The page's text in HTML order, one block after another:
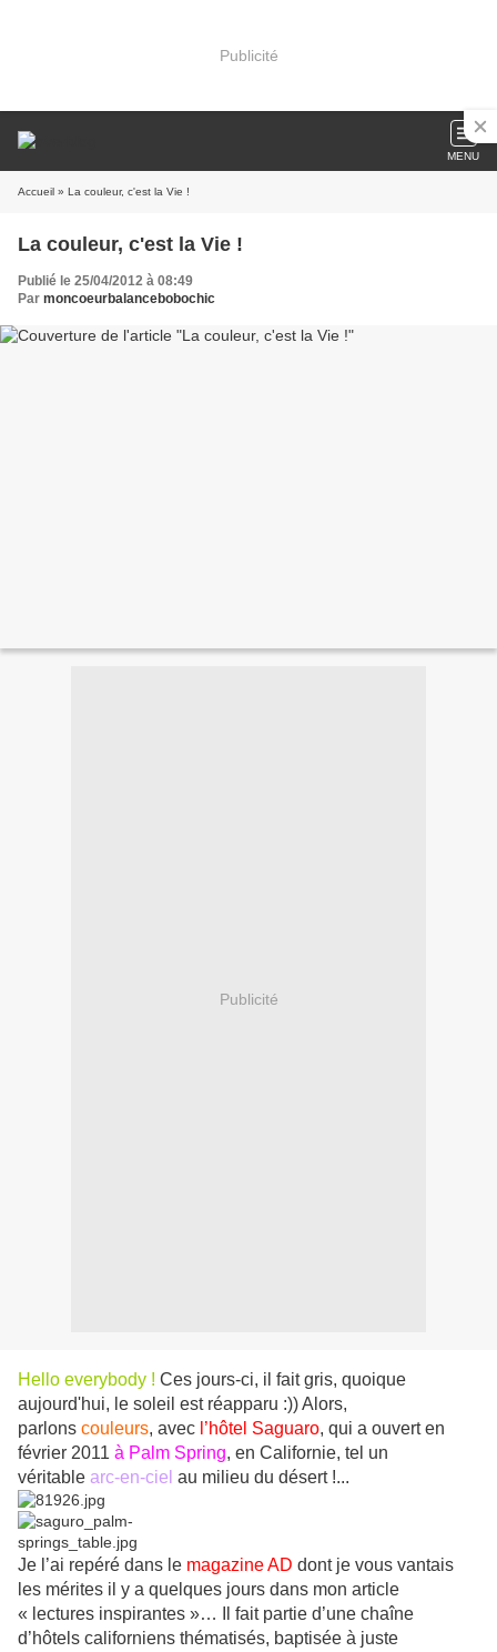
Publicité
MENU
Accueil » La couleur, c'est la Vie !
La couleur, c'est la Vie !
Publié le 25/04/2012 à 08:49
Par moncoeurbalancebobochic
Publicité
Hello everybody ! Ces jours-ci, il fait gris, quoique
aujourd'hui, le soleil est réapparu :)) Alors,
parlons couleurs, avec l’hôtel Saguaro, qui a ouvert en
février 2011 à Palm Spring, en Californie, tel un
véritable arc-en-ciel au milieu du désert !...
Je l’ai repéré dans le magazine AD dont je vous vantais
les mérites il y a quelques jours dans mon article
« lectures inspirantes »… Il fait partie d’une chaîne
d’hôtels californiens thématisés, baptisée à juste